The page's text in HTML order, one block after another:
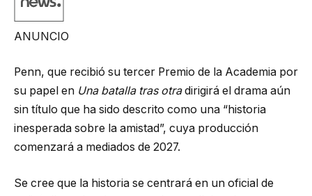
ANUNCIO
Penn, que recibió su tercer Premio de la Academia por
su papel en Una batalla tras otradirigirá el drama aún
sin título que ha sido descrito como una “historia
inesperada sobre la amistad”, cuya producción
comenzará a mediados de 2027.
Se cree que la historia se centrará en un oficial de